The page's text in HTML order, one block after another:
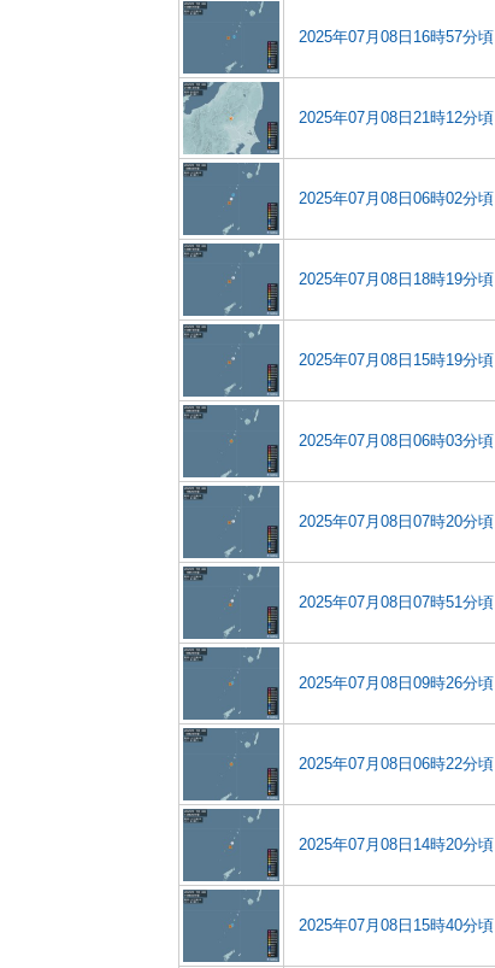
2025年07月08日16時57分頃
2025年07月08日21時12分頃
2025年07月08日06時02分頃
2025年07月08日18時19分頃
2025年07月08日15時19分頃
2025年07月08日06時03分頃
2025年07月08日07時20分頃
2025年07月08日07時51分頃
2025年07月08日09時26分頃
2025年07月08日06時22分頃
2025年07月08日14時20分頃
2025年07月08日15時40分頃